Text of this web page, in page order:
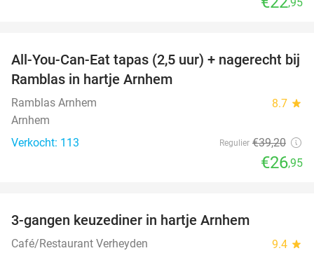
31%
All-You-Can-Eat tapas (2,5 uur) + nagerecht bij
Ramblas in hartje Arnhem
Ramblas Arnhem 8.7 star
Arnhem
Verkocht: 113
Regulier €39,20
€26,95
3-gangen keuzediner in hartje Arnhem
Café/Restaurant Verheyden 9.4 star